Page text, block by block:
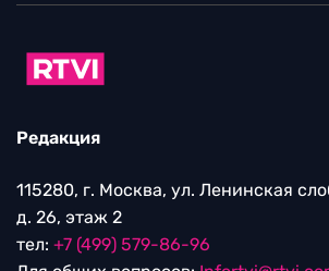
Редакция
115280, г. Москва, ул. Ленинская
д. 26, этаж 2
тел: +7 (499) 579-86-96